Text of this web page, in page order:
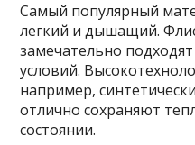
Самый популярный
легкий и дышащий.
замечательно
условий.
например,
отлично сохраняют
состоянии.